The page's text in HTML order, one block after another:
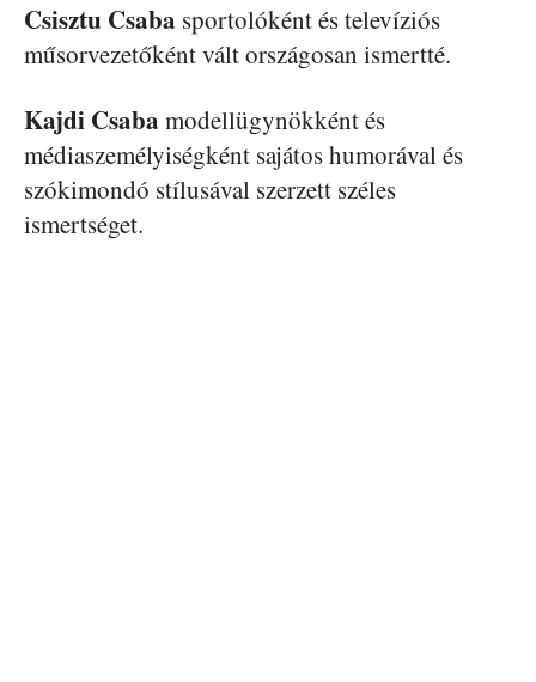
Csisztu Csaba sportolóként és televíziós
műsorvezetőként vált országosan ismertté.
Kajdi Csaba modellügynökként és
médiaszemélyiségként sajátos humorával és
szókimondó stílusával szerzett széles
ismertséget.